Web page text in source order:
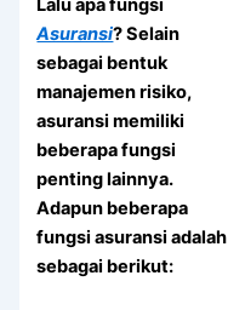
Lalu apa fungsi
Asuransi? Selain
sebagai bentuk
manajemen risiko,
asuransi memiliki
beberapa fungsi
penting lainnya.
Adapun beberapa
fungsi asuransi adalah
sebagai berikut: